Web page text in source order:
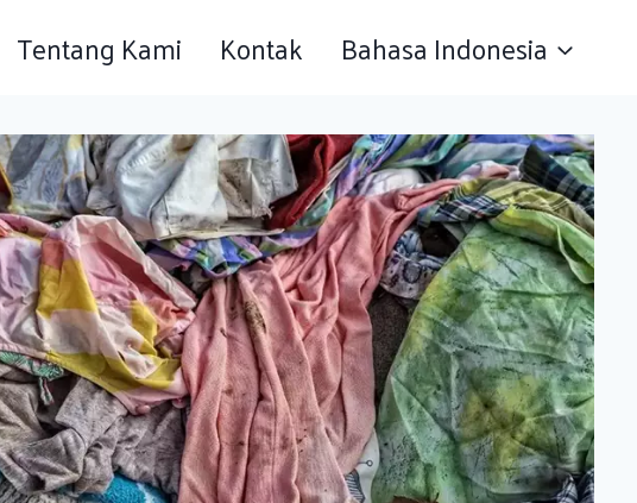
Tentang Kami Kontak Bahasa Indonesia